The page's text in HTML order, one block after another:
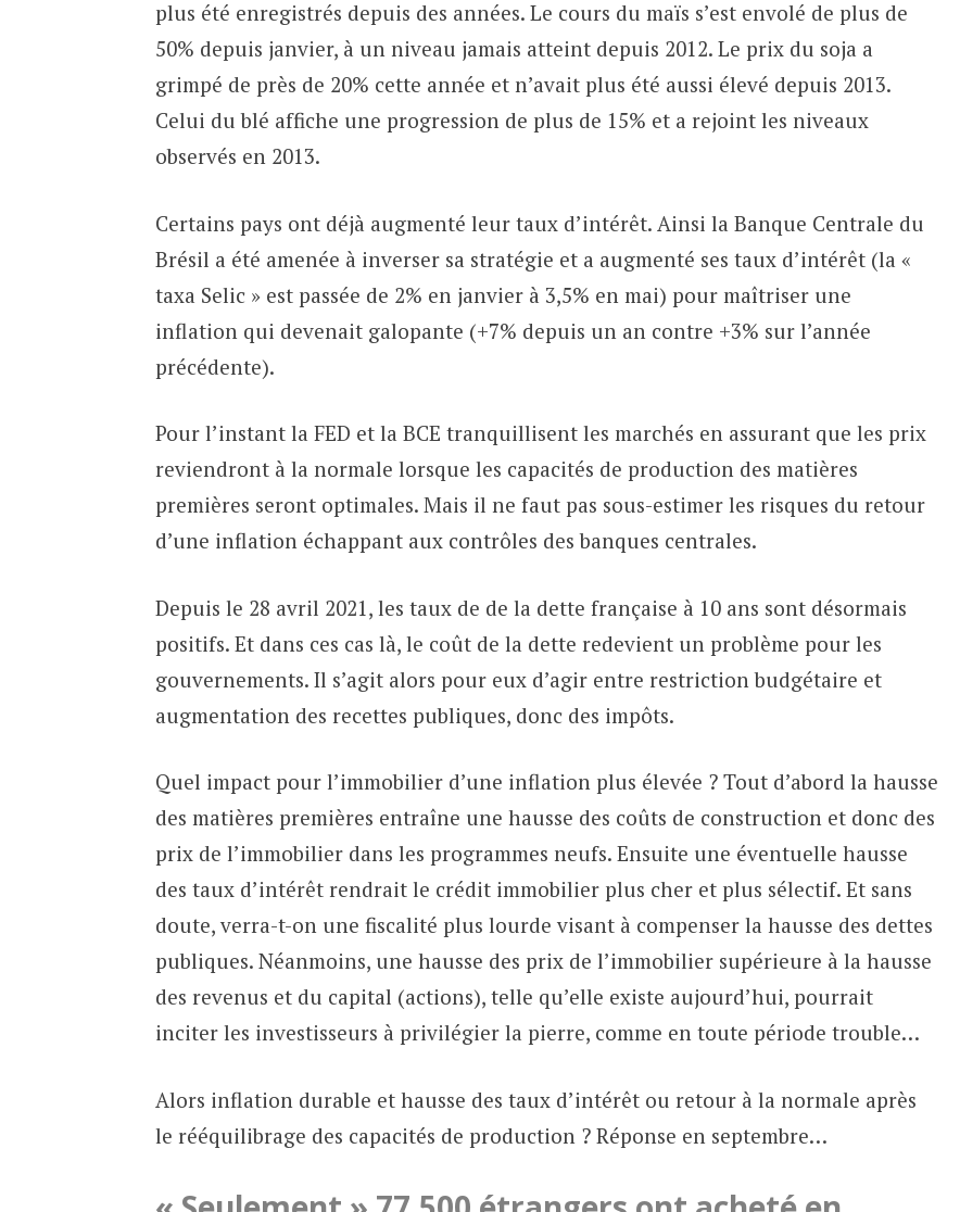
plus été enregistrés depuis des années. Le cours du maïs s’est envolé de plus de
50% depuis janvier, à un niveau jamais atteint depuis 2012. Le prix du soja a
grimpé de près de 20% cette année et n’avait plus été aussi élevé depuis 2013.
Celui du blé affiche une progression de plus de 15% et a rejoint les niveaux
observés en 2013.
Certains pays ont déjà augmenté leur taux d’intérêt. Ainsi la Banque Centrale du
Brésil a été amenée à inverser sa stratégie et a augmenté ses taux d’intérêt (la «
taxa Selic » est passée de 2% en janvier à 3,5% en mai) pour maîtriser une
inflation qui devenait galopante (+7% depuis un an contre +3% sur l’année
précédente).
Pour l’instant la FED et la BCE tranquillisent les marchés en assurant que les prix
reviendront à la normale lorsque les capacités de production des matières
premières seront optimales. Mais il ne faut pas sous-estimer les risques du retour
d’une inflation échappant aux contrôles des banques centrales.
Depuis le 28 avril 2021, les taux de de la dette française à 10 ans sont désormais
positifs. Et dans ces cas là, le coût de la dette redevient un problème pour les
gouvernements. Il s’agit alors pour eux d’agir entre restriction budgétaire et
augmentation des recettes publiques, donc des impôts.
Quel impact pour l’immobilier d’une inflation plus élevée ? Tout d’abord la hausse
des matières premières entraîne une hausse des coûts de construction et donc des
prix de l’immobilier dans les programmes neufs. Ensuite une éventuelle hausse
des taux d’intérêt rendrait le crédit immobilier plus cher et plus sélectif. Et sans
doute, verra-t-on une fiscalité plus lourde visant à compenser la hausse des dettes
publiques. Néanmoins, une hausse des prix de l’immobilier supérieure à la hausse
des revenus et du capital (actions), telle qu’elle existe aujourd’hui, pourrait
inciter les investisseurs à privilégier la pierre, comme en toute période trouble…
Alors inflation durable et hausse des taux d’intérêt ou retour à la normale après
le rééquilibrage des capacités de production ? Réponse en septembre…